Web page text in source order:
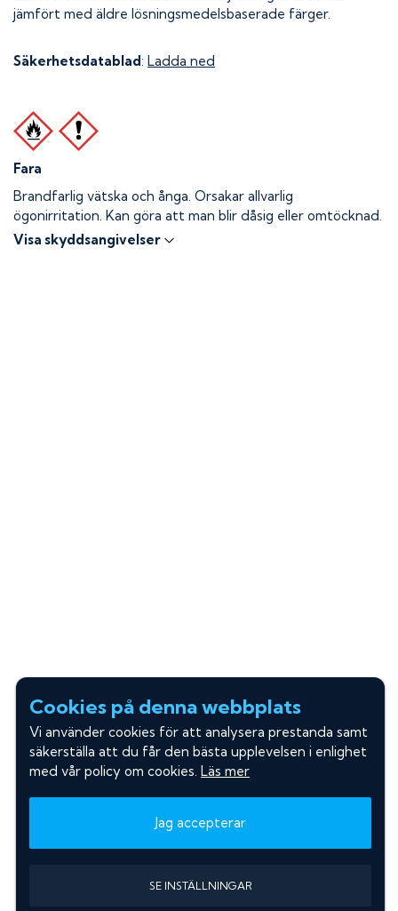
jämfört med äldre lösningsmedelsbaserade färger.
Säkerhetsdatablad: Ladda ned
Fara
Brandfarlig vätska och ånga. Orsakar allvarlig
ögonirritation. Kan göra att man blir dåsig eller omtöcknad.
Visa skyddsangivelser
Cookies på denna webbplats
Vi använder cookies för att analysera prestanda samt
säkerställa att du får den bästa upplevelsen i enlighet
med vår policy om cookies. Läs mer
Jag accepterar
SE INSTÄLLNINGAR